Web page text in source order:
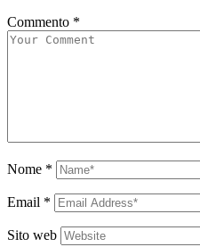
Commento *
Nome *
Email *
Sito web